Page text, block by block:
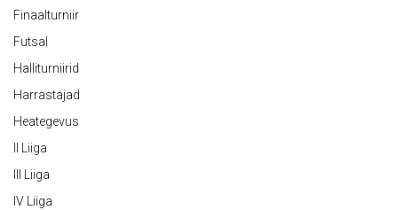
Finaalturniir
Futsal
Halliturniirid
Harrastajad
Heategevus
II Liiga
III Liiga
IV Liiga